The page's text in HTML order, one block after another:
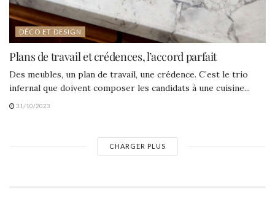
DÉCO ET DESIGN
Plans de travail et crédences, l’accord parfait
Des meubles, un plan de travail, une crédence. C’est le trio
infernal que doivent composer les candidats à une cuisine...
31/10/2023
CHARGER PLUS